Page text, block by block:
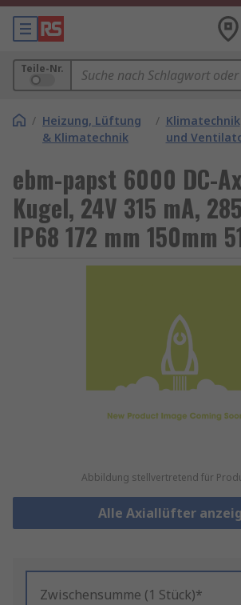
Teile-Nr.
/ Heizung, Lüftung
& Klimatechnik
/ Klimatechnik
und
ebm-papst 6000 DC-
Kugel, 24V 315 mA,
IP68 172 mm 150mm
Abbildung stellvertretend für
Alle Axiallüfter
Zwischensumme (1 Stück)*